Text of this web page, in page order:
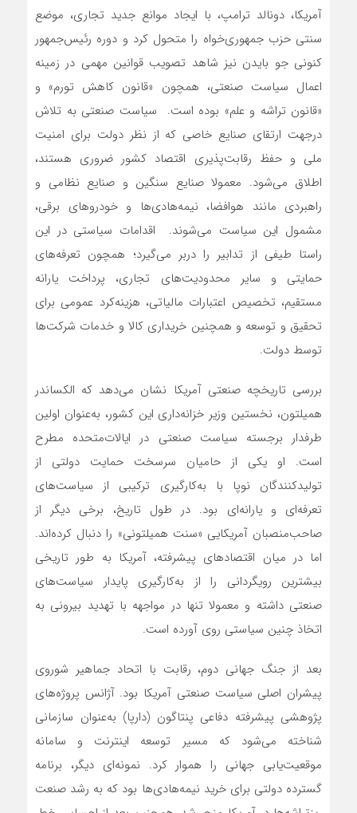
آمریکا، دونالد ترامپ، با ایجاد موانع جدید تجاری، موضع
سنتی حزب جمهوری‌خواه را متحول کرد و دوره رئیس‌جمهور
کنونی جو بایدن نیز شاهد تصویب قوانین مهمی در زمینه
اعمال سیاست صنعتی، همچون «قانون کاهش تورم» و
«قانون تراشه و علم» بوده است. سیاست صنعتی به تلاش
درجهت ارتقای صنایع خاصی که از نظر دولت برای امنیت
ملی و حفظ رقابت‌پذیری اقتصاد کشور ضروری هستند،
اطلاق می‌شود. معمولا صنایع سنگین و صنایع نظامی و
راهبردی مانند هوافضا، نیمه‌هادی‌‌‌ها و خودروهای برقی،
مشمول این سیاست می‌‌‌شوند. اقدامات سیاستی در این
راستا طیفی از تدابیر را دربر می‌گیرد؛ همچون تعرفه‌‌‌های
حمایتی و سایر محدودیت‌های تجاری، پرداخت یارانه
مستقیم، تخصیص اعتبارات مالیاتی، هزینه‌‌‌کرد عمومی برای
تحقیق و توسعه و همچنین خریداری کالا و خدمات شرکت‌ها
توسط دولت.‌‌‌
بررسی تاریخچه صنعتی آمریکا نشان می‌دهد که الکساندر
همیلتون، نخستین وزیر خزانه‌داری این کشور، به‌عنوان اولین
طرفدار برجسته سیاست صنعتی در ایالات‌متحده مطرح
است. او یکی از حامیان سرسخت حمایت دولتی از
تولیدکنندگان نوپا با به‌کارگیری ترکیبی از سیاست‌‌‌های
تعرفه‌‌‌ای و یارانه‌‌‌ای بود. در طول تاریخ، برخی دیگر از
صاحب‌منصبان آمریکایی «سنت همیلتونی» را دنبال کرده‌‌‌اند.
اما در میان اقتصادهای پیشرفته، آمریکا به طور تاریخی
بیشترین رویگردانی را از به‌کارگیری پایدار سیاست‌‌‌های
صنعتی داشته و معمولا تنها در مواجهه با تهدید بیرونی به
اتخاذ چنین سیاستی روی آورده است.
بعد از جنگ جهانی دوم، رقابت با اتحاد جماهیر شوروی
پیشران اصلی سیاست صنعتی آمریکا بود. آژانس پروژه‌‌‌های
پژوهشی پیشرفته دفاعی پنتاگون (دارپا) به‌عنوان سازمانی
شناخته می‌شود که مسیر توسعه اینترنت و سامانه
موقعیت‌‌‌یابی جهانی را هموار کرد. نمونه‌‌‌ای دیگر، برنامه
گسترده دولتی برای خرید نیمه‌هادی‌‌‌ها بود که به رشد صنعت